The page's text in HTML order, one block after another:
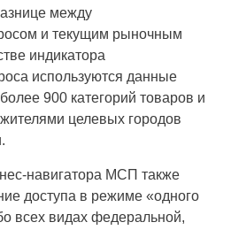
между
и текущим рыночным
индикатора
используются данные
900 категорий товаров и
целевых городов
навигатора МСП также
доступа в режиме «одного
всех видах федеральной,